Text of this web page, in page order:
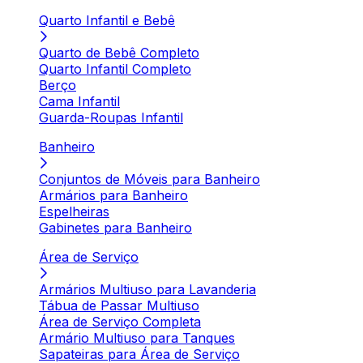
Quarto Infantil e Bebê
Quarto de Bebê Completo
Quarto Infantil Completo
Berço
Cama Infantil
Guarda-Roupas Infantil
Banheiro
Conjuntos de Móveis para Banheiro
Armários para Banheiro
Espelheiras
Gabinetes para Banheiro
Área de Serviço
Armários Multiuso para Lavanderia
Tábua de Passar Multiuso
Área de Serviço Completa
Armário Multiuso para Tanques
Sapateiras para Área de Serviço